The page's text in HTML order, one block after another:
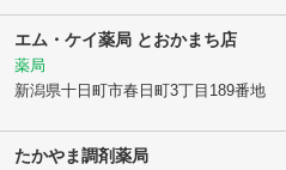
エム・ケイ薬局 とおかまち店
薬局
新潟県十日町市春日町3丁目189番地
たかやま調剤薬局